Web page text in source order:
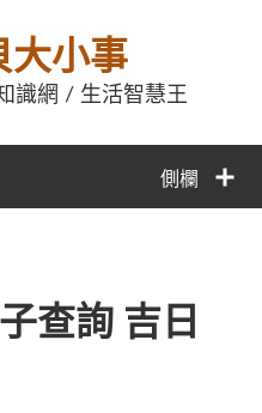
大小事
識網 / 生活智慧王
側欄
查詢 吉日